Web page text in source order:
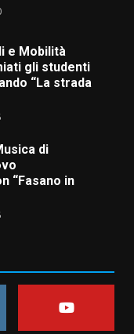
e Mobilità
gli studenti
“La strada
di
“Fasano in
dal